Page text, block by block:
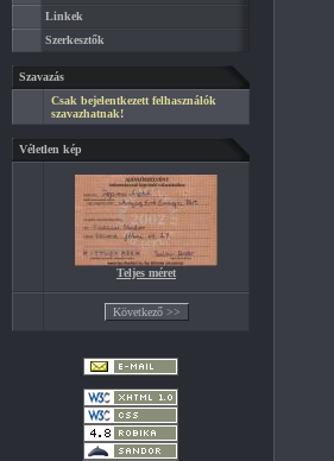
Linkek
Szerkesztők
Szavazás
Csak bejelentkezett felhasználók
szavazhatnak!
Véletlen kép
Teljes méret